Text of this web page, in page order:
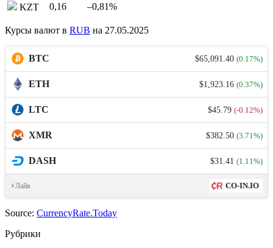
KZT
0,16 –0,81%
Курсы валют в RUB на 27.05.2025
BTC $65,091.40 (0.17%)
ETH $1,923.16 (0.37%)
LTC $45.79 (-0.12%)
XMR $382.50 (3.71%)
DASH $31.41 (1.11%)
⚡Лайв CO-IN.IO
Source: CurrencyRate.Today
Рубрики